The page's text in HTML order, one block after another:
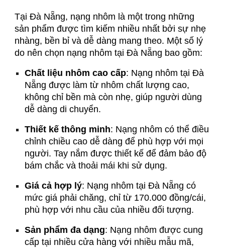
Tại Đà Nẵng, nạng nhôm là một trong những
sản phẩm được tìm kiếm nhiều nhất bởi sự nhẹ
nhàng, bền bỉ và dễ dàng mang theo. Một số lý
do nên chọn nạng nhôm tại Đà Nẵng bao gồm:
Chất liệu nhôm cao cấp: Nạng nhôm tại Đà
Nẵng được làm từ nhôm chất lượng cao,
không chỉ bền mà còn nhẹ, giúp người dùng
dễ dàng di chuyển.
Thiết kế thông minh: Nạng nhôm có thể điều
chỉnh chiều cao dễ dàng để phù hợp với mọi
người. Tay nắm được thiết kế để đảm bảo độ
bám chắc và thoải mái khi sử dụng.
Giá cả hợp lý: Nạng nhôm tại Đà Nẵng có
mức giá phải chăng, chỉ từ 170.000 đồng/cái,
phù hợp với nhu cầu của nhiều đối tượng.
Sản phẩm đa dạng: Nạng nhôm được cung
cấp tại nhiều cửa hàng với nhiều mẫu mã,